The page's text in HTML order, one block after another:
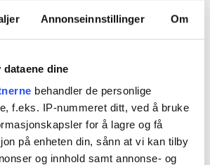
Annonseinnstillinger Om
dine
behandler de personlige
f.eks. IP-nummeret ditt, ved å bruke
for å lagre og få
på enheten din, sånn at vi kan tilby
og innhold samt annonse- og
flere i framtiden, mens samtidig
av rettigheter her og nå.
rettigheter er absolutt og
myndigheter forholder seg
bedre tilstand (spesielt
og vil sette av mer